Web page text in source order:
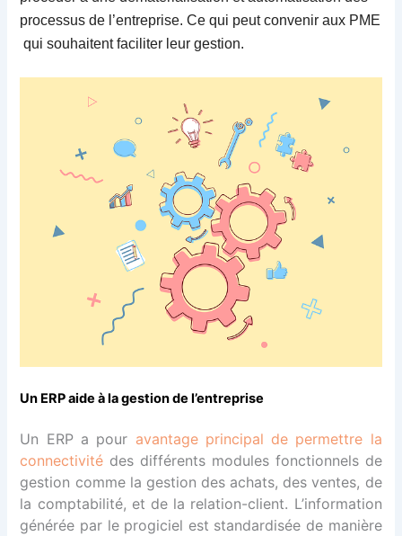
processus de l’entreprise. Ce qui peut convenir aux PME
qui souhaitent faciliter leur gestion.
Un ERP aide à la gestion de l’entreprise
Un ERP a pour avantage principal de permettre la
connectivité des différents modules fonctionnels de
gestion comme la gestion des achats, des ventes, de
la comptabilité, et de la relation-client. L’information
générée par le progiciel est standardisée de manière